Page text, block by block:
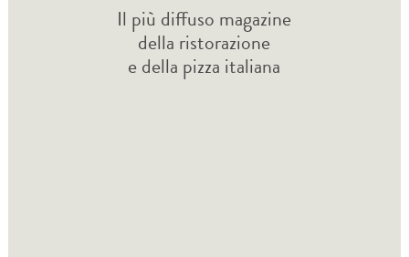
Il più diffuso magazine
della ristorazione
e della pizza italiana